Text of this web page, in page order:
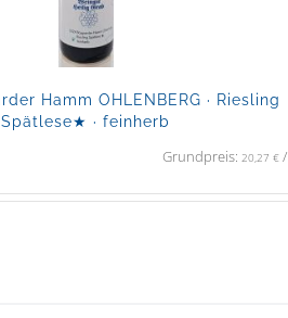
Hamm OHLENBERG · Riesling
Spätlese★ · feinherb
Grundpreis: 20,27 €/